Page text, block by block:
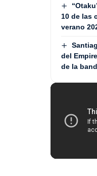
10 de las
verano
del
de la